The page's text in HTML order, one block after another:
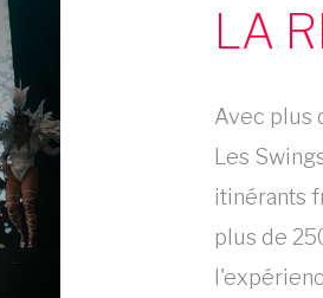
LA
Avec plus
Les
itinérants
plus de